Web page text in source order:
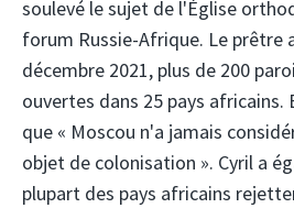
soulevé le sujet de l'Église
forum Russie-Afrique. Le prêtre
décembre 2021, plus de 200
ouvertes dans 25 pays africains.
que « Moscou n'a jamais
objet de colonisation ». Cyril a
plupart des pays africains